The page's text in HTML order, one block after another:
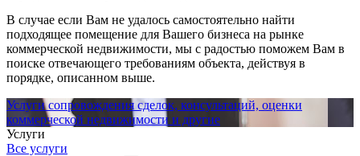
В случае если Вам не удалось самостоятельно найти
подходящее помещение для Вашего бизнеса на рынке
коммерческой недвижимости, мы с радостью поможем Вам в
поиске отвечающего требованиям объекта, действуя в
порядке, описанном выше.
Услуги сопровождения сделок, консультаций, оценки
коммерческой недвижимости и другие
Услуги
Все услуги